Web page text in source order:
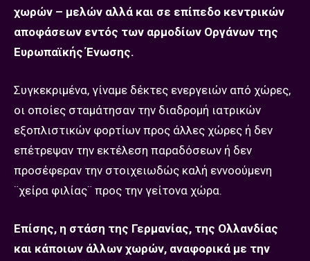
χωρών – μελών αλλά και σε επίπεδο κεντρικών
αποφάσεων εντός των αρμοδίων Οργάνων της
Ευρωπαϊκής Ένωσης.
Συγκεκριμένα, γίναμε δέκτες ενεργειών από χώρες,
οι οποίες σταμάτησαν την διαδρομή ιατρικών
εξοπλιστικών φορτίων προς άλλες χώρες ή δεν
επέτρεψαν την εκτέλεση παραδόσεων ή δεν
προσέφεραν την στοιχειωδώς καλή εννοούμενη
¨χείρα φιλίας¨ προς την γείτονα χώρα.
Επίσης, η στάση της Γερμανίας, της Ολλανδίας
και κάποιων άλλων χωρών, αναφορικά με την